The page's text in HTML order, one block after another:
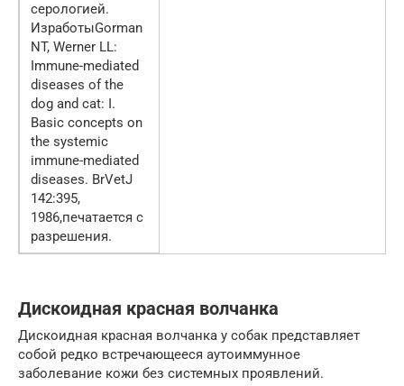
серологией.
ИзработыGorman
NT, Werner LL:
Immune-mediated
diseases of the
dog and cat: I.
Basic concepts on
the systemic
immune-mediated
diseases. BrVetJ
142:395,
1986,печатается с
разрешения.
Дискоидная красная волчанка
Дискоидная красная волчанка у собак представляет
собой редко встречающееся аутоиммунное
заболевание кожи без системных проявлений.